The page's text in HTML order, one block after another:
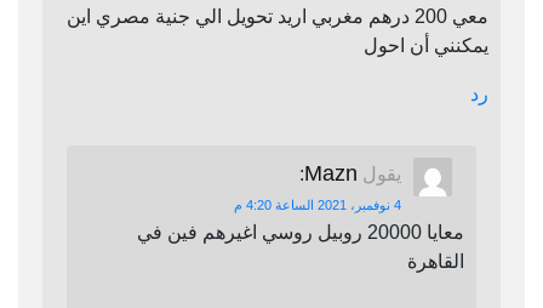
معي 200 درهم مغربي اريد تحويل الي جنية مصري اين
يمكنني أن احول
رد
يقول Mazn
:
4 نوفمبر، 2021 الساعة 4:20 م
معايا 20000 روبيل روسي اغيرهم فين في
القاهرة